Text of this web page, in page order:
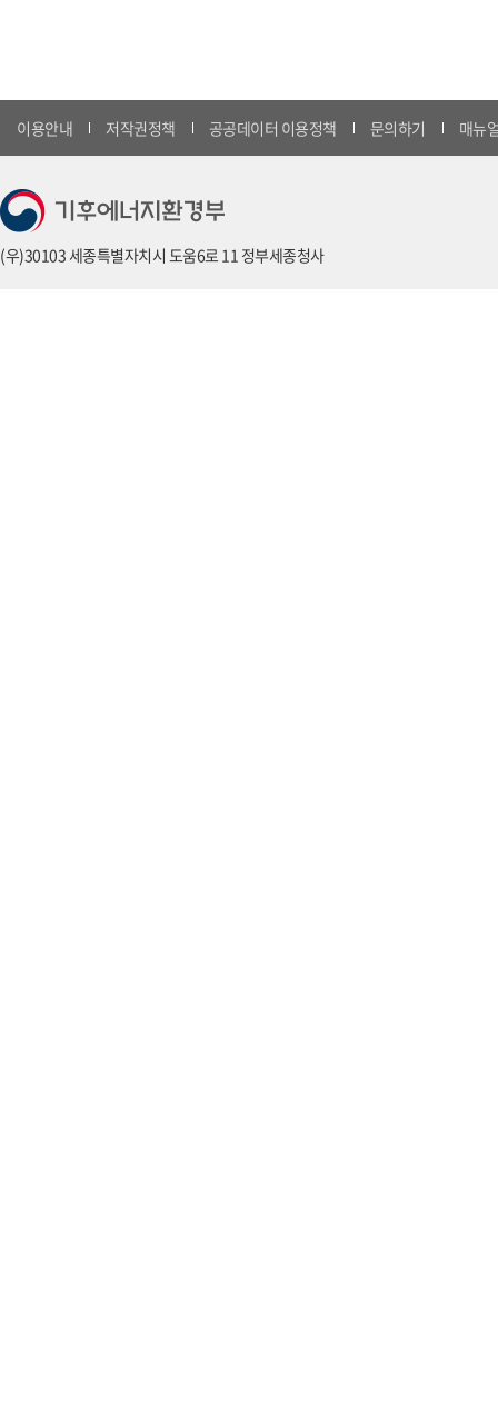
이용안내 저작권정책 공공데이터 이용정책 문의하기 매뉴
(우)30103 세종특별자치시 도움6로 11 정부세종청사